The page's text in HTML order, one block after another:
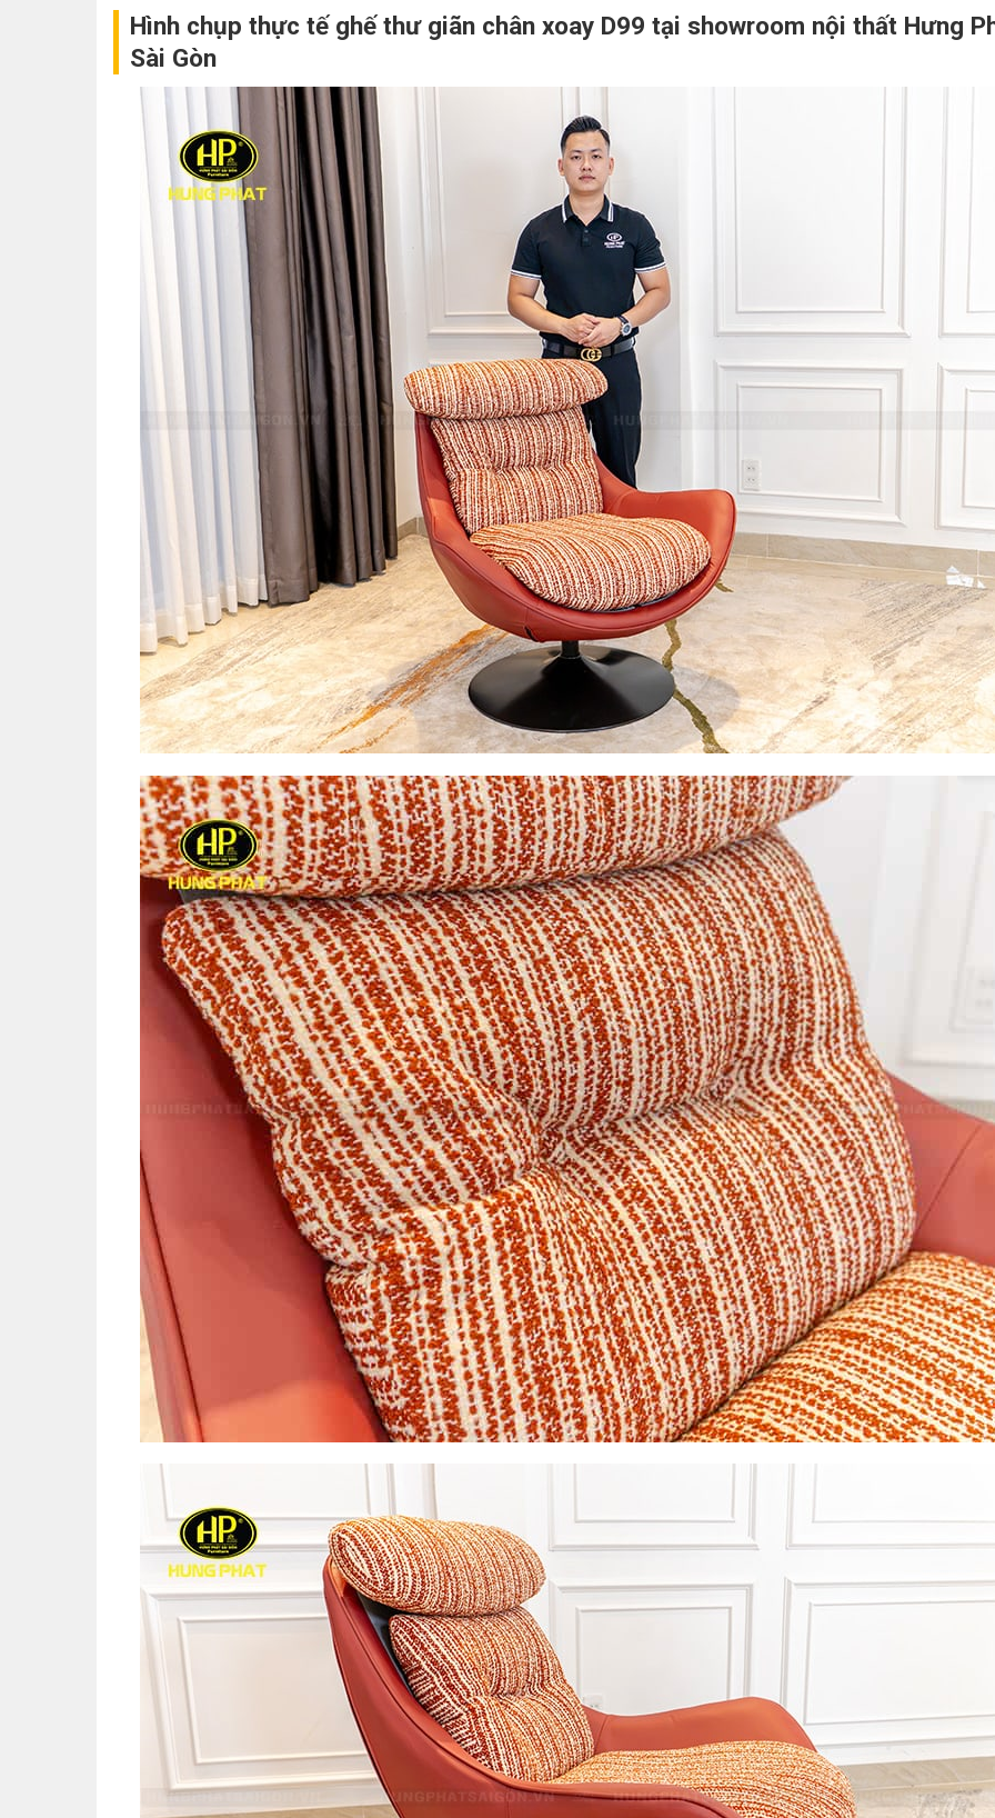
Hình chụp thực tế ghế thư giãn chân xoay D99 tại showroom nội thất Hưng
Sài Gòn